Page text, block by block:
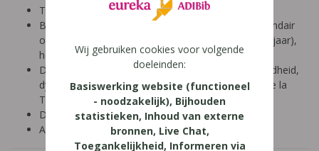
Tool: van ons
Besproken Leeftijd: basisonderwijs (6-9 jaar), secundair
onderwijs (12-14 jaar), secundair onderwijs (14-18 jaar),
hoger onderwijs (18-24 jaar)
Diagnose: ADHD, ADD, autisme/ASS, hoogbegaafdheid,
dyscalculie, dyslexie, dyspraxie/DCD, NLD, Gilles de la
Tourette, dysfasie, leerproblemen
Domein: leren studeren, organisatie klas en school
Aard: praktisch
Wij gebruiken cookies voor volgende
doeleinden:
Basiswerking website (functioneel
- noodzakelijk), Bijhouden
statistieken, Inhoud van externe
bronnen, Live Chat,
Toegankelijkheid, Informeren via